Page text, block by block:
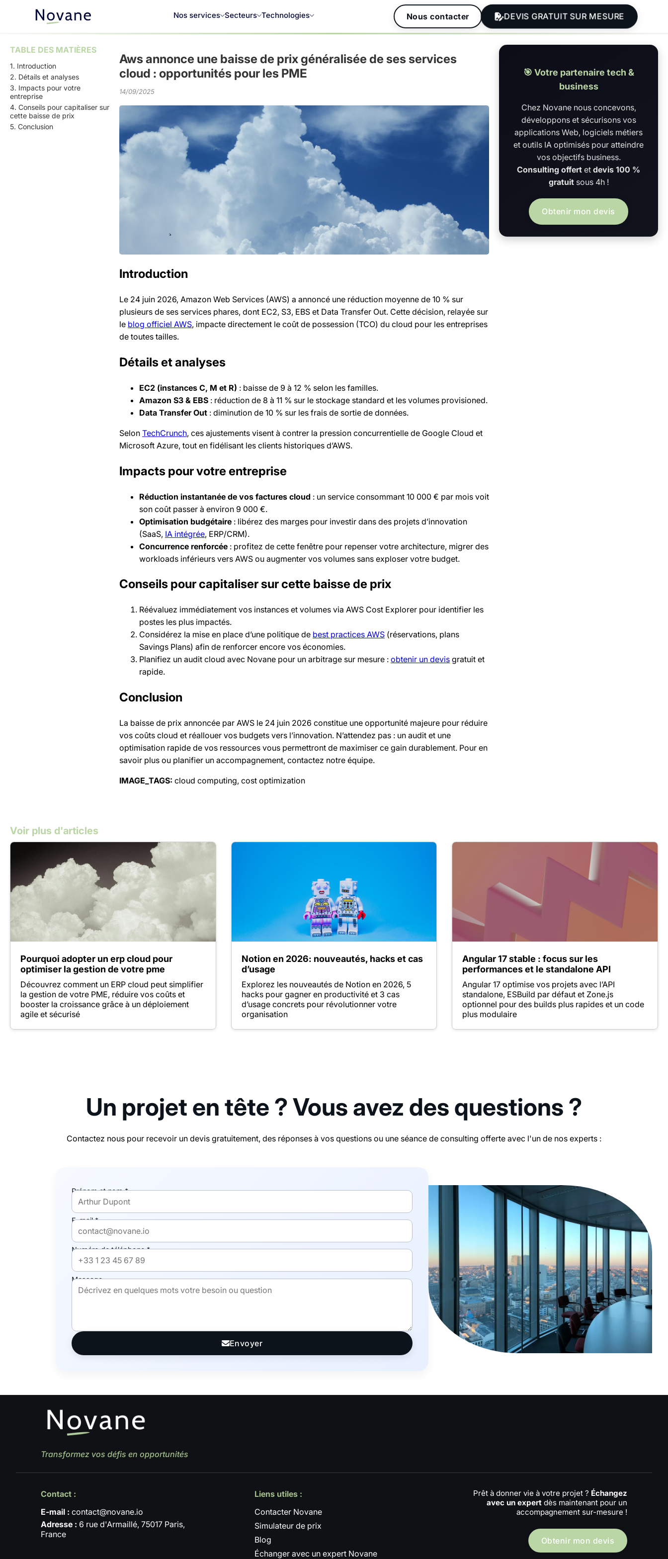
Nos services Secteurs Technologies Nous contacter DEVIS GRATUIT SUR MESURE
TABLE DES MATIÈRES
1. Introduction
2. Détails et analyses
3. Impacts pour votre
entreprise
4. Conseils pour capitaliser sur
cette baisse de prix
5. Conclusion
Aws annonce une baisse de prix généralisée de ses services
cloud : opportunités pour les PME
14/09/2025
Introduction
Le 24 juin 2026, Amazon Web Services (AWS) a annoncé une réduction moyenne de 10 % sur
plusieurs de ses services phares, dont EC2, S3, EBS et Data Transfer Out. Cette décision, relayée sur
le blog officiel AWS, impacte directement le coût de possession (TCO) du cloud pour les entreprises
de toutes tailles.
Détails et analyses
EC2 (instances C, M et R) : baisse de 9 à 12 % selon les familles.
Amazon S3 & EBS : réduction de 8 à 11 % sur le stockage standard et les volumes provisioned.
Data Transfer Out : diminution de 10 % sur les frais de sortie de données.
Selon TechCrunch, ces ajustements visent à contrer la pression concurrentielle de Google Cloud et
Microsoft Azure, tout en fidélisant les clients historiques d’AWS.
Impacts pour votre entreprise
Réduction instantanée de vos factures cloud : un service consommant 10 000 € par mois voit
son coût passer à environ 9 000 €.
Optimisation budgétaire : libérez des marges pour investir dans des projets d’innovation
(SaaS, IA intégrée, ERP/CRM).
Concurrence renforcée : profitez de cette fenêtre pour repenser votre architecture, migrer des
workloads inférieurs vers AWS ou augmenter vos volumes sans exploser votre budget.
Conseils pour capitaliser sur cette baisse de prix
Réévaluez immédiatement vos instances et volumes via AWS Cost Explorer pour identifier les
postes les plus impactés.
Considérez la mise en place d’une politique de best practices AWS (réservations, plans
Savings Plans) afin de renforcer encore vos économies.
Planifiez un audit cloud avec Novane pour un arbitrage sur mesure : obtenir un devis gratuit et
rapide.
Conclusion
La baisse de prix annoncée par AWS le 24 juin 2026 constitue une opportunité majeure pour réduire
vos coûts cloud et réallouer vos budgets vers l’innovation. N’attendez pas : un audit et une
optimisation rapide de vos ressources vous permettront de maximiser ce gain durablement. Pour en
savoir plus ou planifier un accompagnement, contactez notre équipe.
IMAGE_TAGS: cloud computing, cost optimization
🎯 Votre partenaire tech &
business
Chez Novane nous concevons,
développons et sécurisons vos
applications Web, logiciels métiers
et outils IA optimisés pour atteindre
vos objectifs business.
Consulting offert et devis 100 %
gratuitsous 4h !
Obtenir mon devis
Voir plus d'articles
Pourquoi adopter un erp cloud pour
optimiser la gestion de votre pme
Découvrez comment un ERP cloud peut simplifier
la gestion de votre PME, réduire vos coûts et
booster la croissance grâce à un déploiement
agile et sécurisé
Notion en 2026: nouveautés, hacks et cas
d’usage
Explorez les nouveautés de Notion en 2026, 5
hacks pour gagner en productivité et 3 cas
d’usage concrets pour révolutionner votre
organisation
Angular 17 stable : focus sur les
performances et le standalone API
Angular 17 optimise vos projets avec l’API
standalone, ESBuild par défaut et Zone.js
optionnel pour des builds plus rapides et un code
plus modulaire
Un projet en tête ? Vous avez des questions ?
Contactez nous pour recevoir un devis gratuitement, des réponses à vos questions ou une séance de consulting offerte avec l'un de nos experts :
Prénom et nom *
E-mail *
Numéro de téléphone *
Message
Envoyer
Transformez vos défis en opportunités
Contact :
E-mail : contact@novane.io
Adresse : 6 rue d'Armaillé, 75017 Paris,
France
Liens utiles :
Contacter Novane
Simulateur de prix
Blog
Échanger avec un expert Novane
Prêt à donner vie à votre projet ? Échangez
avec un expert dès maintenant pour un
accompagnement sur-mesure !
Obtenir mon devis